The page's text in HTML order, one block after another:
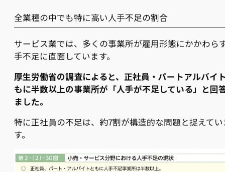
全業種の中でも特に高い人手不足の割合
サービス業では、多くの事業所が雇用形態にかかわら
手不足に直面しています。
厚生労働省の調査によると、正社員・パートアルバイ
もに半数以上の事業所が「人手が不足している」と回
ました。
特に正社員の不足は、約7割が構造的な問題と捉えて
す。